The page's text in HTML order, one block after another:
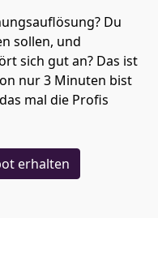
Du
sollen, und
sich gut an? Das ist
nur 3 Minuten bist
mal die Profis
erhalten